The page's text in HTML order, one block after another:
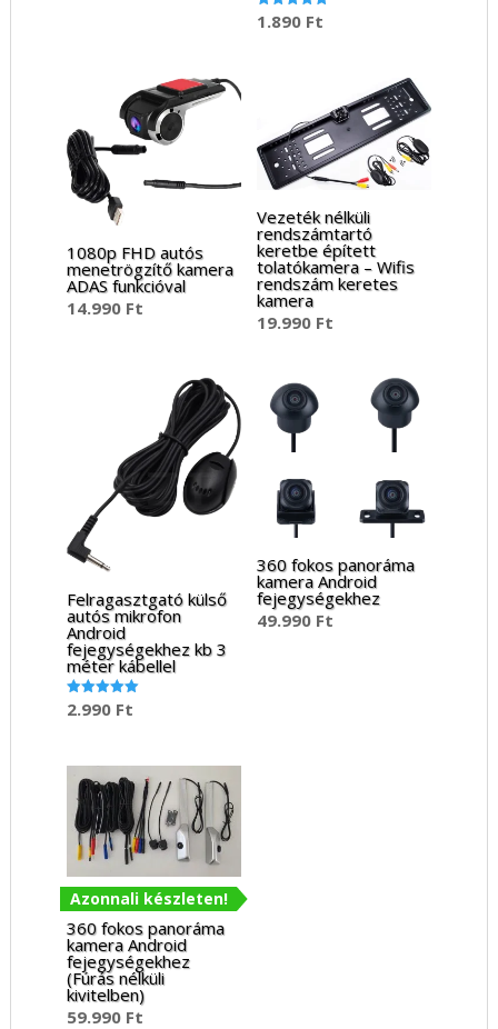
Értékelés:
5.00
1.890 Ft
1080p FHD autós
menetrögzítő kamera
ADAS funkcióval
14.990 Ft
Vezeték nélküli
rendszámtartó
keretbe épített
tolatókamera – Wifis
rendszám keretes
kamera
19.990 Ft
Felragasztgató külső
autós mikrofon
Android
fejegységekhez kb 3
méter kábellel
Értékelés:
5.00
2.990 Ft
360 fokos panoráma
kamera Android
fejegységekhez
49.990 Ft
Azonnali készleten!
360 fokos panoráma
kamera Android
fejegységekhez
(Fúrás nélküli
kivitelben)
59.990 Ft